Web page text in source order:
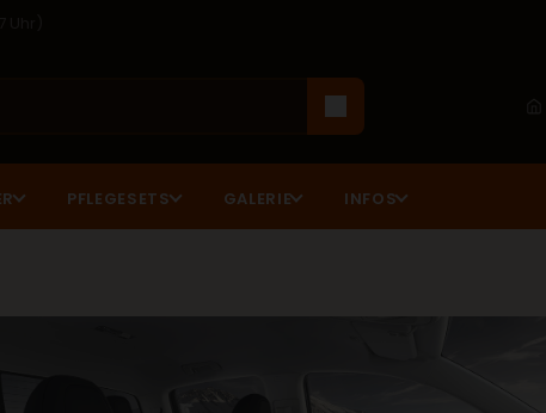
PFLEGESETS GALERIE INFOS